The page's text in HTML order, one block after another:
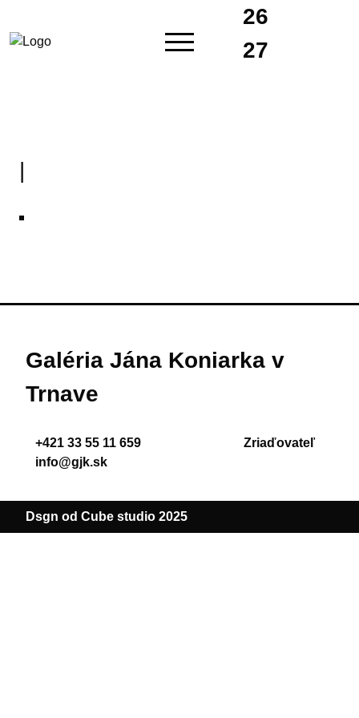
26
27
|
Galéria Jána Koniarka v
Trnave
+421 33 55 11 659
info@gjk.sk
Zriaďovateľ
Dsgn od Cube studio 2025